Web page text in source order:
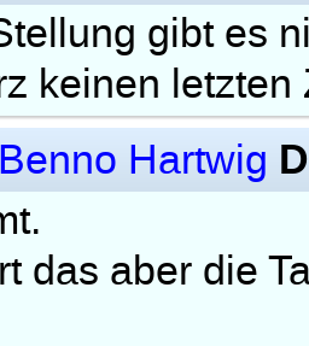
gibt es
keinen letzten
Benno Hartwig
das aber die